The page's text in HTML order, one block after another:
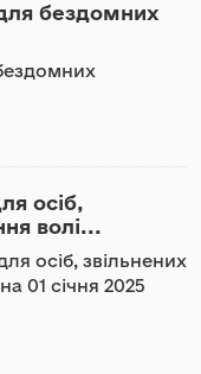
для бездомних
осіб,
волі...
осіб, звільнених
01 січня 2025